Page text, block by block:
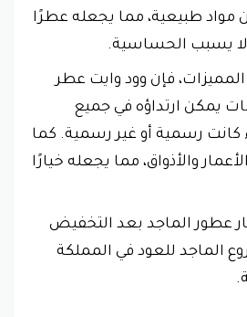
طبيعية، مما يجعله عطرًا
يسبب الحساسية.
المميزات، فإن وود وايت عطر
يمكن ارتداؤه في جميع
كانت رسمية أو غير رسمية. كما
والأذواق، مما يجعله خيارًا
عطور الماجد بعد التخفيض
الماجد للعود في المملكة